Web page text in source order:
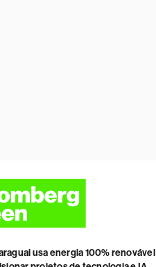
usa energia 100% renovável